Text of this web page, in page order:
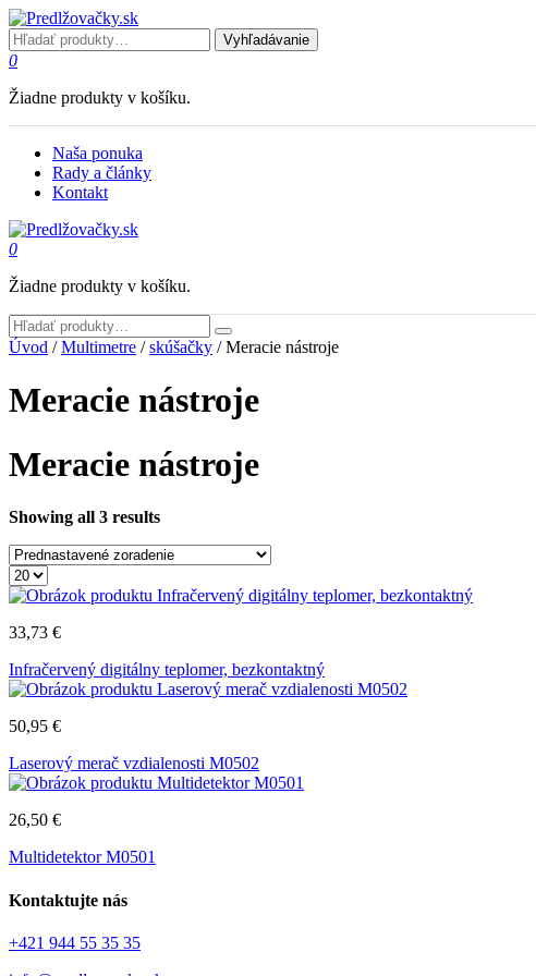
Vyhľadávanie
0
Žiadne produkty v košíku.
Naša ponuka
Rady a články
Kontakt
0
Žiadne produkty v košíku.
Úvod /Multimetre /skúšačky / Meracie nástroje
Meracie nástroje
Meracie nástroje
Showing all 3 results
33,73 €
Infračervený digitálny teplomer, bezkontaktný
50,95 €
Laserový merač vzdialenosti M0502
26,50 €
Multidetektor M0501
Kontaktujte nás
+421 944 55 35 35